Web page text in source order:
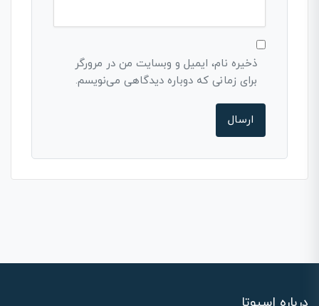
ذخیره نام، ایمیل و وبسایت من در مرورگر
برای زمانی که دوباره دیدگاهی می‌نویسم.